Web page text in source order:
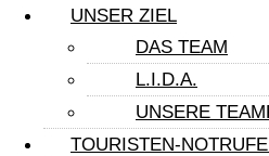
UNSER ZIEL
DAS TEAM
L.I.D.A.
UNSERE
TOURISTEN-
Jede Spende, die über
PayPal oder
Führen Sie eine
100% bei uns.